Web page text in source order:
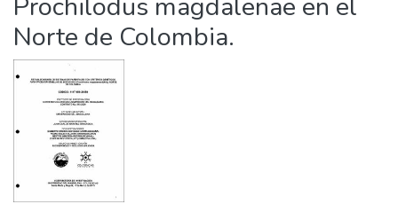
Norte de Colombia.